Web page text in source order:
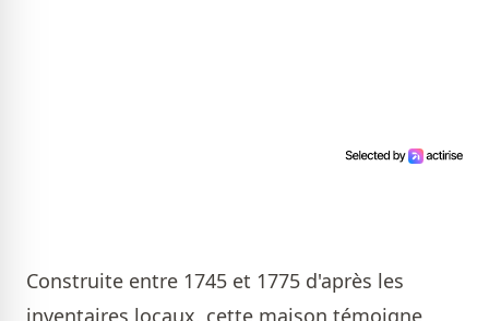
Construite entre 1745 et 1775 d'après les
inventaires locaux, cette maison témoigne